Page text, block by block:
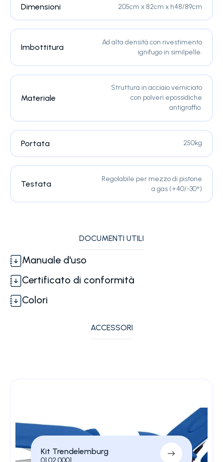
Dimensioni 205cm x 82cm x h48/89cm
Imbottitura
Ad alta densità con rivestimento
ignifugo in similpelle.
Materiale
Struttura in acciaio verniciato
con polveri epossidiche
antigraffio.
Portata 250kg
Testata
Regolabile per mezzo di pistone
a gas (+40/-30°)
DOCUMENTI UTILI
Manuale d'uso
Certificato di conformità
Colori
ACCESSORI
Kit Trendelemburg